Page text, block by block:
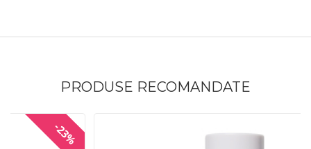
PRODUSE RECOMANDATE
-38%